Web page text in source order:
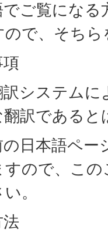
でご覧にな
ので、そち
訳システム
翻訳であると
日本語ペー
すので、こ
。